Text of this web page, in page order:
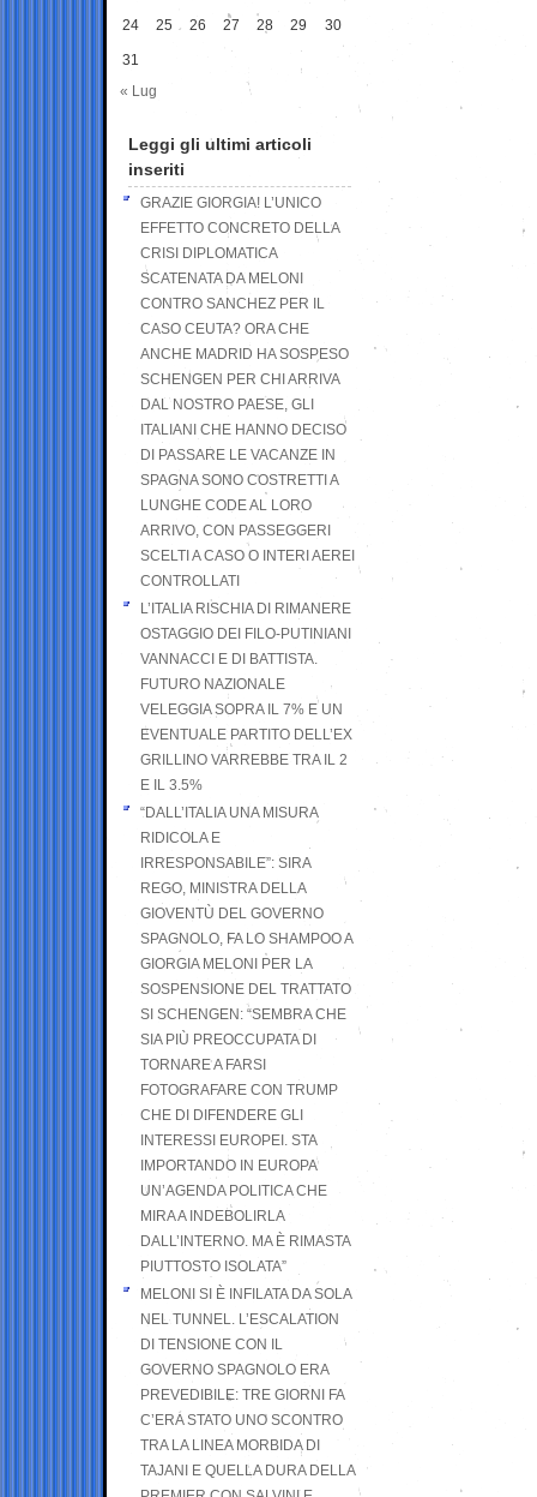
24 25 26 27 28 29 30
31
« Lug
Leggi gli ultimi articoli
inseriti
GRAZIE GIORGIA! L’UNICO
EFFETTO CONCRETO DELLA
CRISI DIPLOMATICA
SCATENATA DA MELONI
CONTRO SANCHEZ PER IL
CASO CEUTA? ORA CHE
ANCHE MADRID HA SOSPESO
SCHENGEN PER CHI ARRIVA
DAL NOSTRO PAESE, GLI
ITALIANI CHE HANNO DECISO
DI PASSARE LE VACANZE IN
SPAGNA SONO COSTRETTI A
LUNGHE CODE AL LORO
ARRIVO, CON PASSEGGERI
SCELTI A CASO O INTERI AEREI
CONTROLLATI
L’ITALIA RISCHIA DI RIMANERE
OSTAGGIO DEI FILO-PUTINIANI
VANNACCI E DI BATTISTA.
FUTURO NAZIONALE
VELEGGIA SOPRA IL 7% E UN
EVENTUALE PARTITO DELL’EX
GRILLINO VARREBBE TRA IL 2
E IL 3.5%
“DALL’ITALIA UNA MISURA
RIDICOLA E
IRRESPONSABILE”: SIRA
REGO, MINISTRA DELLA
GIOVENTÙ DEL GOVERNO
SPAGNOLO, FA LO SHAMPOO A
GIORGIA MELONI PER LA
SOSPENSIONE DEL TRATTATO
SI SCHENGEN: “SEMBRA CHE
SIA PIÙ PREOCCUPATA DI
TORNARE A FARSI
FOTOGRAFARE CON TRUMP
CHE DI DIFENDERE GLI
INTERESSI EUROPEI. STA
IMPORTANDO IN EUROPA
UN’AGENDA POLITICA CHE
MIRA A INDEBOLIRLA
DALL’INTERNO. MA È RIMASTA
PIUTTOSTO ISOLATA”
MELONI SI È INFILATA DA SOLA
NEL TUNNEL. L’ESCALATION
DI TENSIONE CON IL
GOVERNO SPAGNOLO ERA
PREVEDIBILE: TRE GIORNI FA
C’ERA STATO UNO SCONTRO
TRA LA LINEA MORBIDA DI
TAJANI E QUELLA DURA DELLA